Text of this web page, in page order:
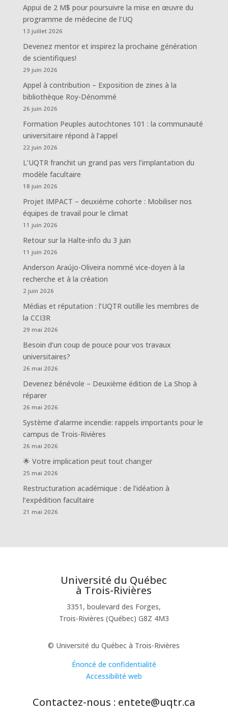
Appui de 2 M$ pour poursuivre la mise en œuvre du
programme de médecine de l’UQ
13 juillet 2026
Devenez mentor et inspirez la prochaine génération
de scientifiques!
29 juin 2026
Appel à contribution – Exposition de zines à la
bibliothèque Roy-Dénommé
26 juin 2026
Formation Peuples autochtones 101 : la communauté
universitaire répond à l’appel
22 juin 2026
L’UQTR franchit un grand pas vers l’implantation du
modèle facultaire
18 juin 2026
Projet IMPACT – deuxième cohorte : Mobiliser nos
équipes de travail pour le climat
11 juin 2026
Retour sur la Halte-info du 3 juin
11 juin 2026
Anderson Araújo-Oliveira nommé vice-doyen à la
recherche et à la création
2 juin 2026
Médias et réputation : l’UQTR outille les membres de
la CCI3R
29 mai 2026
Besoin d’un coup de pouce pour vos travaux
universitaires?
26 mai 2026
Devenez bénévole – Deuxième édition de La Shop à
réparer
26 mai 2026
Système d’alarme incendie: rappels importants pour le
campus de Trois-Rivières
26 mai 2026
🌟 Votre implication peut tout changer
25 mai 2026
Restructuration académique : de l’idéation à
l’expédition facultaire
21 mai 2026
Université du Québec
à Trois-Rivières
3351, boulevard des Forges,
Trois-Rivières (Québec) G8Z 4M3
© Université du Québec à Trois-Rivières
Énoncé de confidentialité
Accessibilité web
Contactez-nous : entete@uqtr.ca